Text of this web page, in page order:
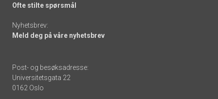
Ofte stilte spørsmål
Nyhetsbrev:
Meld deg på våre nyhetsbrev
Post- og besøksadresse:
Universitetsgata 22
0162 Oslo